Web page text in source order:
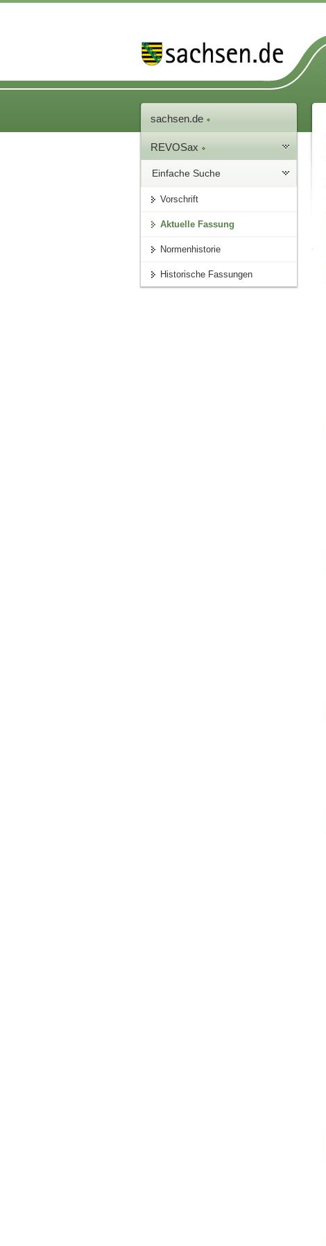
sachsen.de
REVOSax
Einfache Suche
Vorschrift
Aktuelle Fassung
Normenhistorie
Historische Fassungen